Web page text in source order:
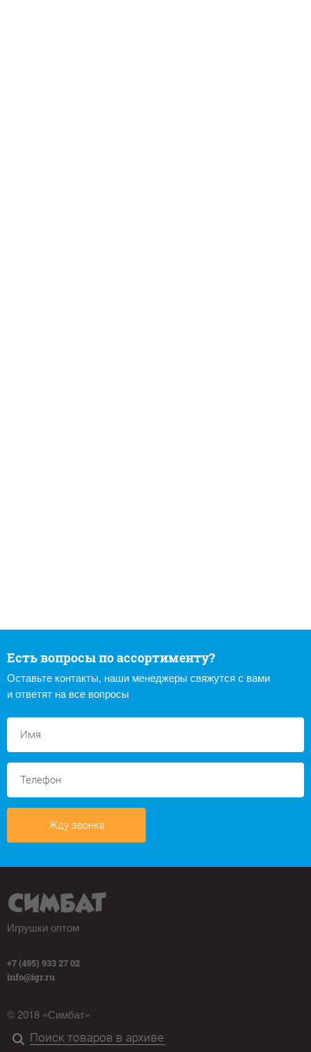
Есть вопросы по ассортименту?
Оставьте контакты, наши менеджеры свяжутся с вами
и ответят на все вопросы
Жду звонка
Игрушки оптом
+7 (495) 933 27 02
info@igr.ru
© 2018 «Симбат»